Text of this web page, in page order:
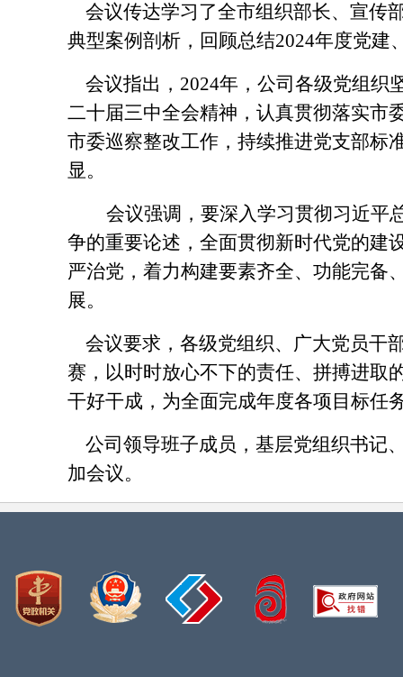
会议传达学习了全市组织部长、宣传
典型案例剖析，回顾总结2024年度党建
会议指出， 2024年，公司各级党组织
二十届三中全会精神，认真贯彻落实市
市委巡察整改工作，持续推进党支部标
显。
会议强调，要深入学习贯彻习近平
争的重要论述，全面贯彻新时代党的建
严治党，着力构建要素齐全、功能完备
展。
会议要求，各级党组织、广大党员干
赛，以时时放心不下的责任、拼搏进取
干好干成，为全面完成年度各项目标任
公司领导班子成员，基层党组织书记
加会议。